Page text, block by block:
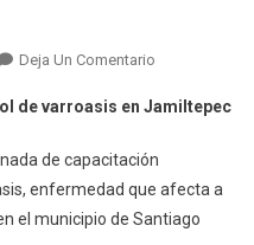
Deja Un ComentarioEn
A
En
Control
De
de varroasis en Jamiltepec
de capacitación
enfermedad que afecta a
el municipio de Santiago